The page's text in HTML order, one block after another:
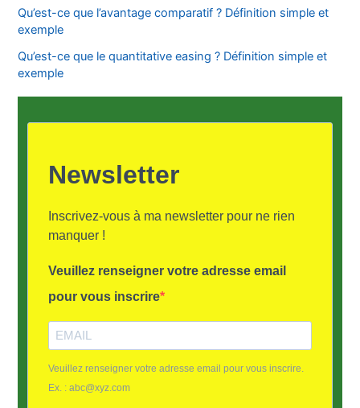
Qu’est-ce que l’avantage comparatif ? Définition simple et
exemple
Qu’est-ce que le quantitative easing ? Définition simple et
exemple
Newsletter
Inscrivez-vous à ma newsletter pour ne rien
manquer !
Veuillez renseigner votre adresse email
pour vous inscrire
Veuillez renseigner votre adresse email pour vous inscrire.
Ex. : abc@xyz.com